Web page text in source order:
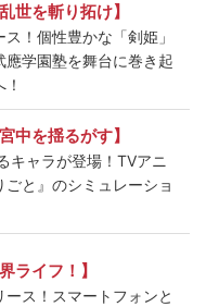
世を斬り拓け】
！個性豊かな「剣姫」
應学園塾を舞台に巻き起
中を揺るがす】
キャラが登場！TVアニ
ごと』のシミュレーショ
ライフ！】
ース！スマートフォンと